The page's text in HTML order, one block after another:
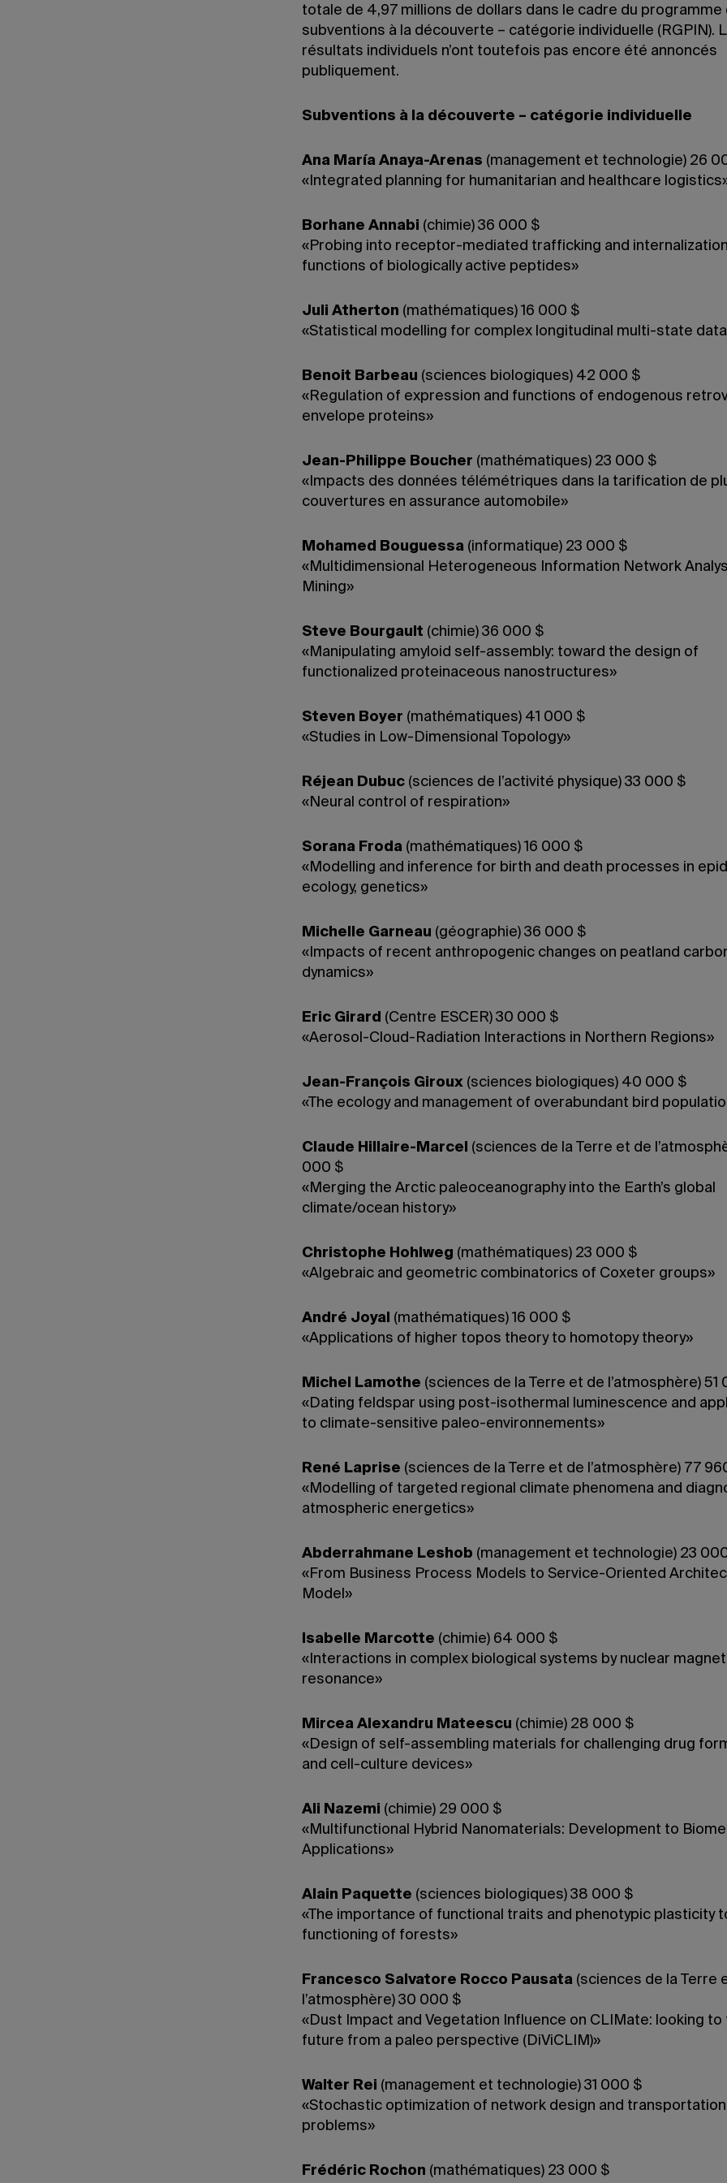
totale de 4,97 millions de dollars dans le cadre du programme
subventions à la découverte – catégorie individuelle (RGPIN).
résultats individuels n’ont toutefois pas encore été annoncés
publiquement.
Subventions à la découverte – catégorie individuelle
Ana María Anaya-Arenas (management et technologie) 26
«Integrated planning for humanitarian and healthcare
Borhane Annabi (chimie) 36 000 $
«Probing into receptor-mediated trafficking and internalization
functions of biologically active peptides»
Juli Atherton (mathématiques) 16 000 $
«Statistical modelling for complex longitudinal multi-state
Benoit Barbeau (sciences biologiques) 42 000 $
«Regulation of expression and functions of endogenous
envelope proteins»
Jean-Philippe Boucher (mathématiques) 23 000 $
«Impacts des données télémétriques dans la tarification de
couvertures en assurance automobile»
Mohamed Bouguessa (informatique) 23 000 $
«Multidimensional Heterogeneous Information Network
Mining»
Steve Bourgault (chimie) 36 000 $
«Manipulating amyloid self-assembly: toward the design of
functionalized proteinaceous nanostructures»
Steven Boyer (mathématiques) 41 000 $
«Studies in Low-Dimensional Topology»
Réjean Dubuc (sciences de l’activité physique) 33 000 $
«Neural control of respiration»
Sorana Froda (mathématiques) 16 000 $
«Modelling and inference for birth and death processes in
ecology, genetics»
Michelle Garneau (géographie) 36 000 $
«Impacts of recent anthropogenic changes on peatland
dynamics»
Eric Girard (Centre ESCER) 30 000 $
«Aerosol-Cloud-Radiation Interactions in Northern Regions»
Jean-François Giroux (sciences biologiques) 40 000 $
«The ecology and management of overabundant bird
Claude Hillaire-Marcel
(sciences de la Terre et de
000 $
«Merging the Arctic paleoceanography into the Earth’s global
climate/ocean history»
Christophe Hohlweg (mathématiques) 23 000 $
«Algebraic and geometric combinatorics of Coxeter groups»
André Joyal
(mathématiques) 16 000 $
«Applications of higher topos theory to homotopy theory»
Michel Lamothe (sciences de la Terre et de l’atmosphère) 51
«Dating feldspar using post-isothermal luminescence and
to climate-sensitive paleo-environnements»
René Laprise (sciences de la Terre et de l’atmosphère) 77
«Modelling of targeted regional climate phenomena and
atmospheric energetics»
Abderrahmane Leshob (management et technologie) 23
«From Business Process Models to Service-Oriented
Model»
Isabelle Marcotte (chimie) 64 000 $
«Interactions in complex biological systems by nuclear
resonance»
Mircea Alexandru Mateescu (chimie) 28 000 $
«Design of self-assembling materials for challenging drug
and cell-culture devices»
Ali Nazemi (chimie) 29 000 $
«Multifunctional Hybrid Nanomaterials: Development to
Applications»
Alain Paquette (sciences biologiques) 38 000 $
«The importance of functional traits and phenotypic plasticity
functioning of forests»
Francesco Salvatore Rocco Pausata (sciences de la Terre
l’atmosphère) 30 000 $
«Dust Impact and Vegetation Influence on CLIMate: looking to
future from a paleo perspective (DiViCLIM)»
Walter Rei (management et technologie) 31 000 $
«Stochastic optimization of network design and transportation
problems»
Frédéric Rochon (mathématiques) 23 000 $